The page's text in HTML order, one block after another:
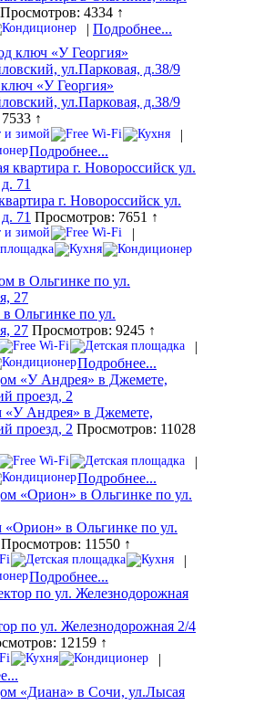
Просмотров: 4334 ↑
| Подробнее...
«У Георгия»
ул.Парковая, д.38/9
↑
|
Подробнее...
г. Новороссийск ул.
71 Просмотров: 7651 ↑
|
Ольгинке по ул.
27 Просмотров: 9245 ↑
|
Подробнее...
«У Андрея» в Джемете,
проезд, 2 Просмотров: 11028
|
Подробнее...
«Орион» в Ольгинке по ул.
Просмотров: 11550 ↑
|
Подробнее...
по ул. Железнодорожная 2/4
12159 ↑
|